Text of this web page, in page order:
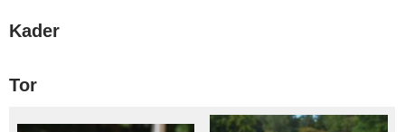
Kader
Tor